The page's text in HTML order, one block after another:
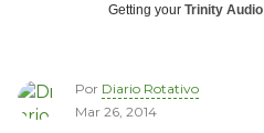
Getting your Trinity Audio
Por Diario Rotativo
Mar 26, 2014